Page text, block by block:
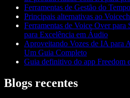
Ferramentas de Gestão do Tempo
Principais alternativas ao
Ferramentas de Voice Over
para Excelência em Áudio
Aproveitando Vozes de IA para
Um Guia Completo
Guia definitivo do app Freedom
Blogs recentes